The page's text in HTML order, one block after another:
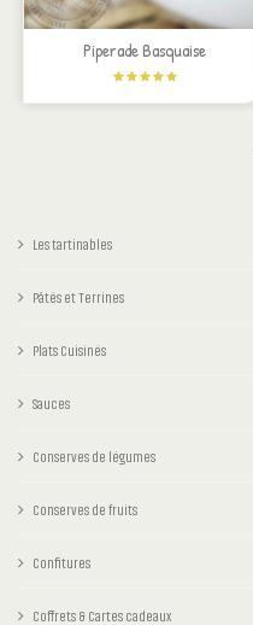
Piperade Basquaise
Les tartinables
Pâtés et Terrines
Plats Cuisinés
Sauces
Conserves de légumes
Conserves de fruits
Confitures
Coffrets & Cartes cadeaux